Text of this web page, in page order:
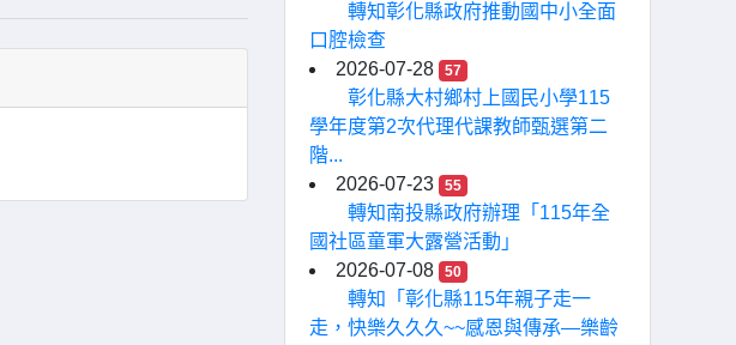
轉知彰化縣政府推動國中小全面
口腔檢查
2026-07-28
57
彰化縣大村鄉村上國民小學115
學年度第2次代理代課教師甄選第二
階...
2026-07-23
55
轉知南投縣政府辦理「115年全
國社區童軍大露營活動」
2026-07-08
50
轉知「彰化縣115年親子走一
走，快樂久久久~~感恩與傳承—樂齡